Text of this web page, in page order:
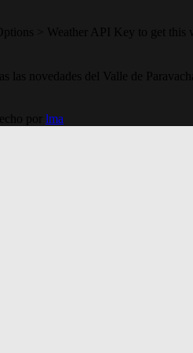
> Weather API Key to get this
las novedades del Valle de
por lma